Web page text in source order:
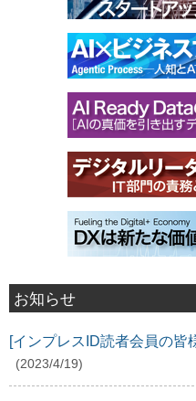
お知らせ
[インプレスID読者会員の皆
(2023/4/19)